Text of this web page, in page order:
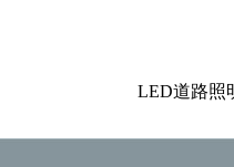
LED道路照